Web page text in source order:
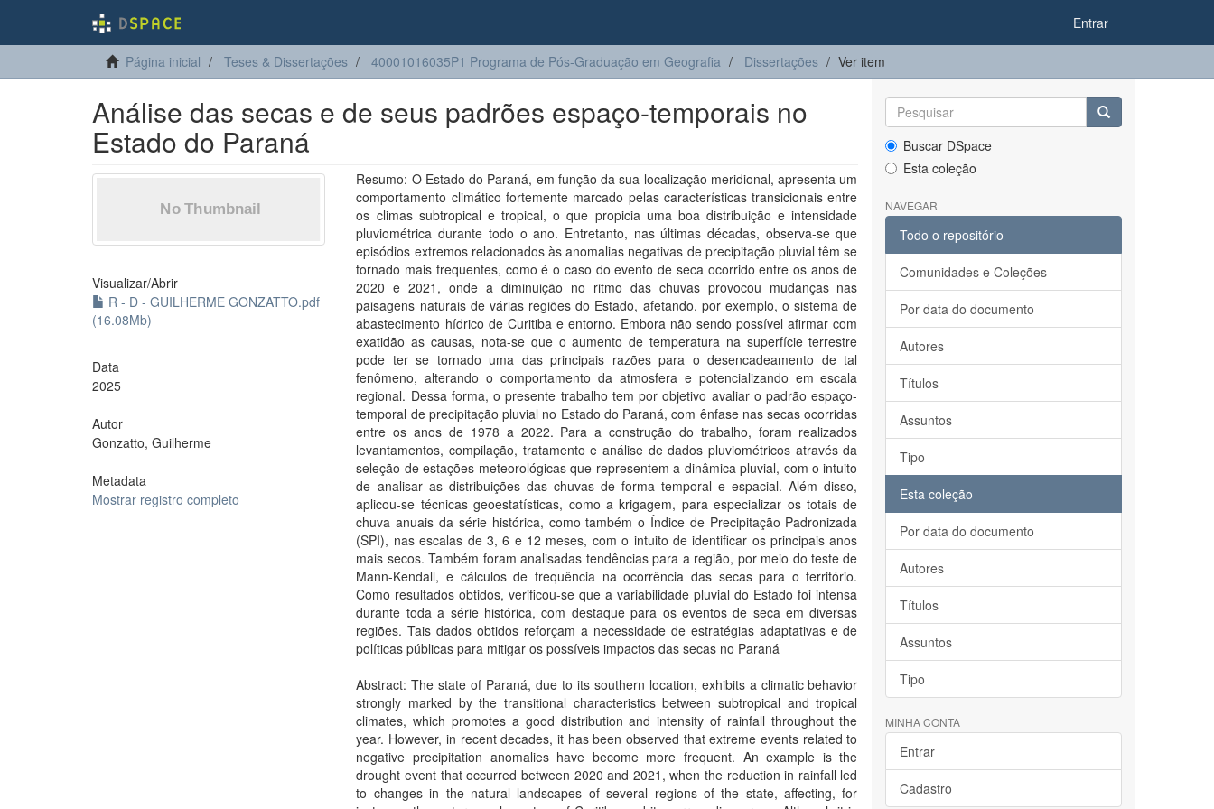
Entrar
Página inicial Teses & Dissertações 40001016035P1 Programa de Pós-Graduação em Geografia Dissertações Ver item
Análise das secas e de seus padrões espaço-temporais no
Estado do Paraná
Visualizar/Abrir
R - D - GUILHERME GONZATTO.pdf
(16.08Mb)
Data
2025
Autor
Gonzatto, Guilherme
Metadata
Mostrar registro completo
Resumo: O Estado do Paraná, em função da sua localização meridional, apresenta um
comportamento climático fortemente marcado pelas características transicionais entre
os climas subtropical e tropical, o que propicia uma boa distribuição e intensidade
pluviométrica durante todo o ano. Entretanto, nas últimas décadas, observa-se que
episódios extremos relacionados às anomalias negativas de precipitação pluvial têm se
tornado mais frequentes, como é o caso do evento de seca ocorrido entre os anos de
2020 e 2021, onde a diminuição no ritmo das chuvas provocou mudanças nas
paisagens naturais de várias regiões do Estado, afetando, por exemplo, o sistema de
abastecimento hídrico de Curitiba e entorno. Embora não sendo possível afirmar com
exatidão as causas, nota-se que o aumento de temperatura na superfície terrestre
pode ter se tornado uma das principais razões para o desencadeamento de tal
fenômeno, alterando o comportamento da atmosfera e potencializando em escala
regional. Dessa forma, o presente trabalho tem por objetivo avaliar o padrão espaço-
temporal de precipitação pluvial no Estado do Paraná, com ênfase nas secas ocorridas
entre os anos de 1978 a 2022. Para a construção do trabalho, foram realizados
levantamentos, compilação, tratamento e análise de dados pluviométricos através da
seleção de estações meteorológicas que representem a dinâmica pluvial, com o intuito
de analisar as distribuições das chuvas de forma temporal e espacial. Além disso,
aplicou-se técnicas geoestatísticas, como a krigagem, para especializar os totais de
chuva anuais da série histórica, como também o Índice de Precipitação Padronizada
(SPI), nas escalas de 3, 6 e 12 meses, com o intuito de identificar os principais anos
mais secos. Também foram analisadas tendências para a região, por meio do teste de
Mann-Kendall, e cálculos de frequência na ocorrência das secas para o território.
Como resultados obtidos, verificou-se que a variabilidade pluvial do Estado foi intensa
durante toda a série histórica, com destaque para os eventos de seca em diversas
regiões. Tais dados obtidos reforçam a necessidade de estratégias adaptativas e de
políticas públicas para mitigar os possíveis impactos das secas no Paraná
Abstract: The state of Paraná, due to its southern location, exhibits a climatic behavior
strongly marked by the transitional characteristics between subtropical and tropical
climates, which promotes a good distribution and intensity of rainfall throughout the
year. However, in recent decades, it has been observed that extreme events related to
negative precipitation anomalies have become more frequent. An example is the
drought event that occurred between 2020 and 2021, when the reduction in rainfall led
to changes in the natural landscapes of several regions of the state, affecting, for
Buscar DSpace
Esta coleção
NAVEGAR
Todo o repositório
Comunidades e Coleções
Por data do documento
Autores
Títulos
Assuntos
Tipo
Esta coleção
Por data do documento
Autores
Títulos
Assuntos
Tipo
MINHA CONTA
Entrar
Cadastro